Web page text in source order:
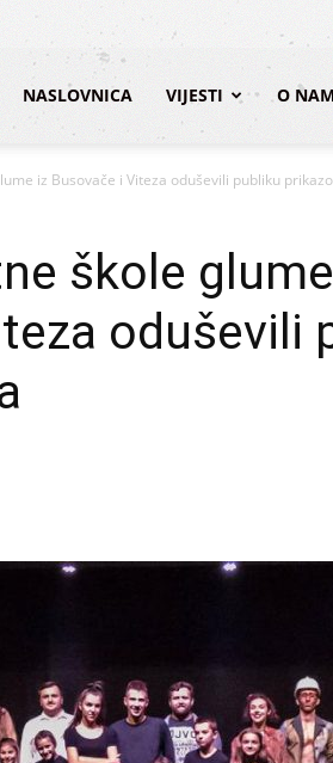
NASLOVNICA VIJESTI O
iz Busovače i Viteza oduševili publiku
škole
oduševili